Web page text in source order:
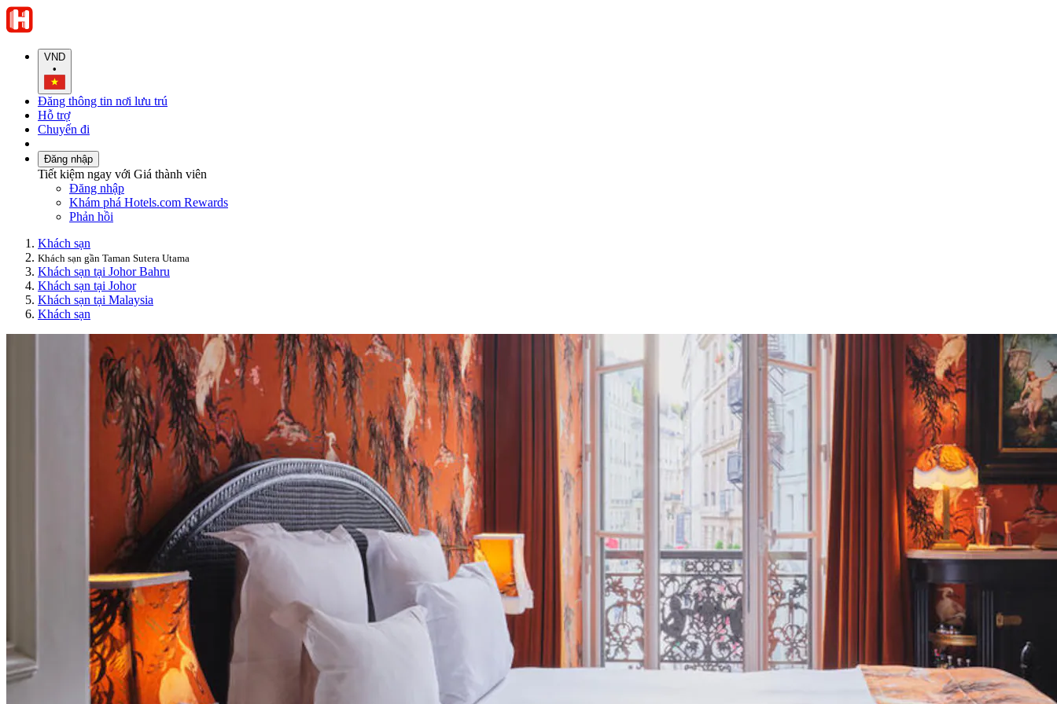
VND
•
Đăng thông tin nơi lưu trú
Hỗ trợ
Chuyến đi
Đăng nhập
Tiết kiệm ngay với Giá thành viên
Đăng nhập
Khám phá Hotels.com Rewards
Phản hồi
Khách sạn
Khách sạn gần Taman Sutera Utama
Khách sạn tại Johor Bahru
Khách sạn tại Johor
Khách sạn tại Malaysia
Khách sạn